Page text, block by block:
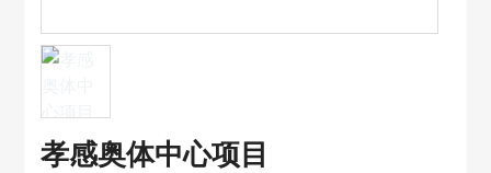
孝感奥体中心项目